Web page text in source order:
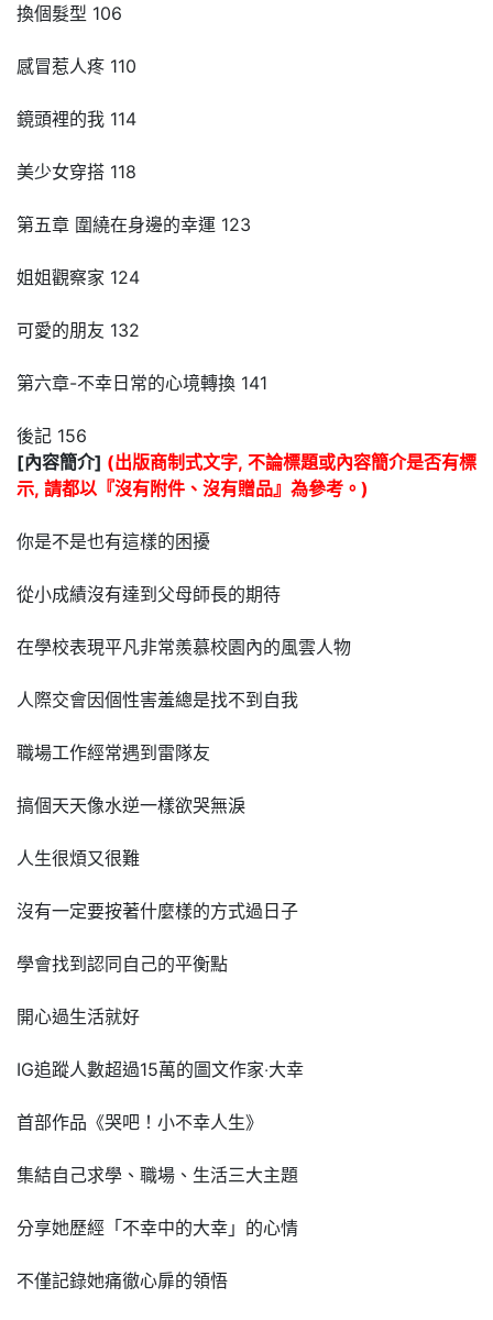
換個髮型 106
感冒惹人疼 110
鏡頭裡的我 114
美少女穿搭 118
第五章 圍繞在身邊的幸運 123
姐姐觀察家 124
可愛的朋友 132
第六章-不幸日常的心境轉換 141
後記 156
[內容簡介] (出版商制式文字, 不論標題或內容簡介是否有標
示, 請都以『沒有附件、沒有贈品』為參考。)
你是不是也有這樣的困擾
從小成績沒有達到父母師長的期待
在學校表現平凡非常羨慕校園內的風雲人物
人際交會因個性害羞總是找不到自我
職場工作經常遇到雷隊友
搞個天天像水逆一樣欲哭無淚
人生很煩又很難
沒有一定要按著什麼樣的方式過日子
學會找到認同自己的平衡點
開心過生活就好
IG追蹤人數超過15萬的圖文作家‧大幸
首部作品《哭吧！小不幸人生》
集結自己求學、職場、生活三大主題
分享她歷經「不幸中的大幸」的心情
不僅記錄她痛徹心扉的領悟